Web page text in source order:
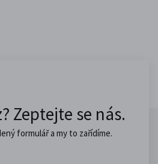
Zeptejte se nás.
formulář a my to zařídíme.